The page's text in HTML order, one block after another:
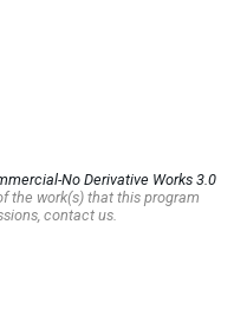
No Derivative Works 3.0
the work(s) that this program
contact us.